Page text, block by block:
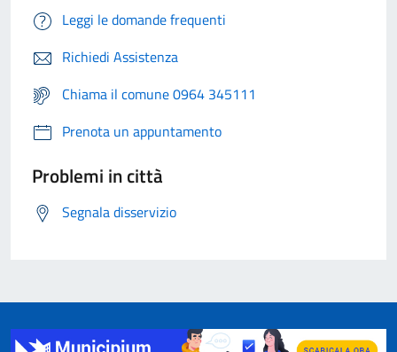
Leggi le domande frequenti
Richiedi Assistenza
Chiama il comune 0964 345111
Prenota un appuntamento
Problemi in città
Segnala disservizio